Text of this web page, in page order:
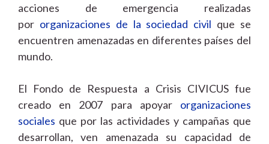
acciones de emergencia realizadas
por organizaciones de la sociedad civil que se
encuentren amenazadas en diferentes países del
mundo.
El Fondo de Respuesta a Crisis CIVICUS fue
creado en 2007 para apoyar organizaciones
sociales que por las actividades y campañas que
desarrollan, ven amenazada su capacidad de